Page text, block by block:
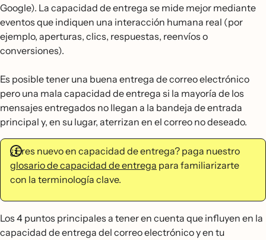
Google). La capacidad de entrega se mide mejor mediante
eventos que indiquen una interacción humana real (por
ejemplo, aperturas, clics, respuestas, reenvíos o
conversiones).
Es posible tener una buena entrega de correo electrónico
pero una mala capacidad de entrega si la mayoría de los
mensajes entregados no llegan a la bandeja de entrada
principal y, en su lugar, aterrizan en el correo no deseado.
¿Eres nuevo en capacidad de entrega? paga nuestro
glosario de capacidad de entrega para familiarizarte
con la terminología clave.
Los 4 puntos principales a tener en cuenta que influyen en la
capacidad de entrega del correo electrónico y en tu